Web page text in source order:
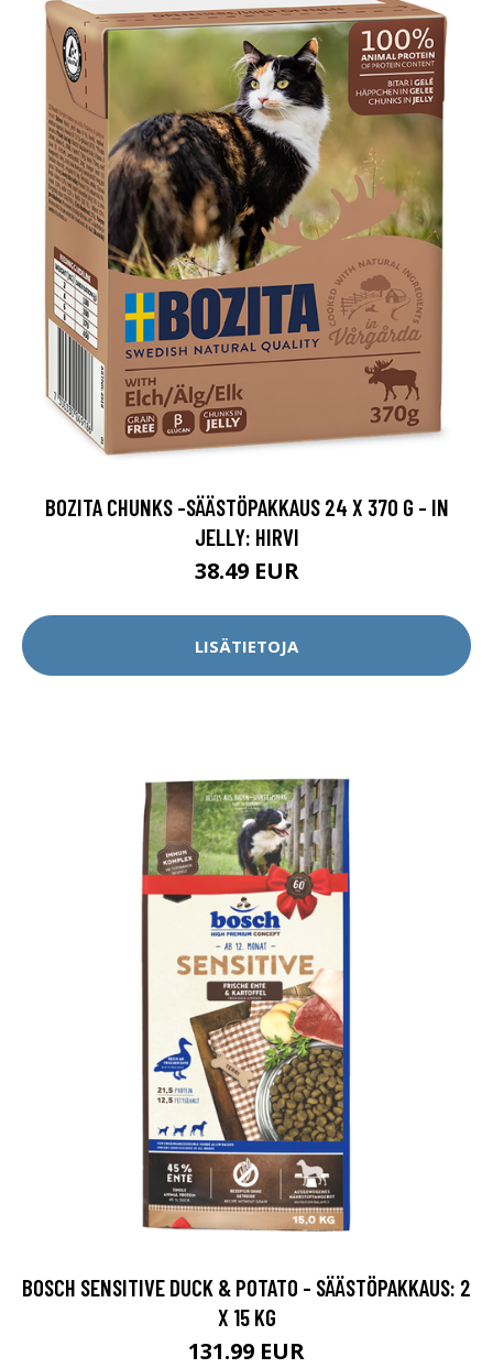
BOZITA CHUNKS -SÄÄSTÖPAKKAUS 24 X 370 G - IN
JELLY: HIRVI
38.49 EUR
LISÄTIETOJA
BOSCH SENSITIVE DUCK & POTATO - SÄÄSTÖPAKKAUS: 2
X 15 KG
131.99 EUR